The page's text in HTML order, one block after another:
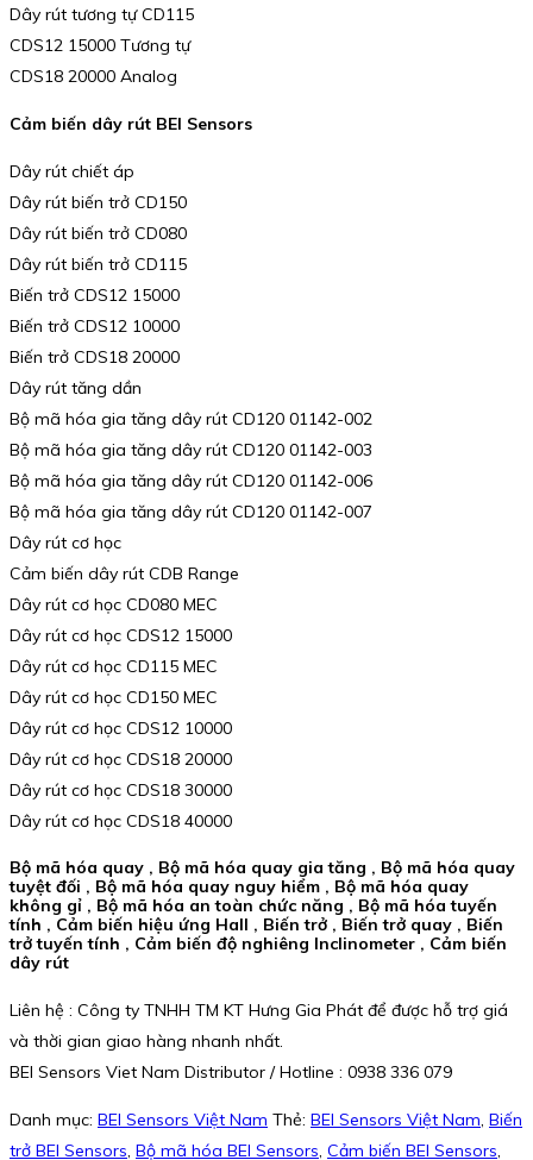
Dây rút tương tự CD115
CDS12 15000 Tương tự
CDS18 20000 Analog
Cảm biến dây rút BEI Sensors
Dây rút chiết áp
Dây rút biến trở CD150
Dây rút biến trở CD080
Dây rút biến trở CD115
Biến trở CDS12 15000
Biến trở CDS12 10000
Biến trở CDS18 20000
Dây rút tăng dần
Bộ mã hóa gia tăng dây rút CD120 01142-002
Bộ mã hóa gia tăng dây rút CD120 01142-003
Bộ mã hóa gia tăng dây rút CD120 01142-006
Bộ mã hóa gia tăng dây rút CD120 01142-007
Dây rút cơ học
Cảm biến dây rút CDB Range
Dây rút cơ học CD080 MEC
Dây rút cơ học CDS12 15000
Dây rút cơ học CD115 MEC
Dây rút cơ học CD150 MEC
Dây rút cơ học CDS12 10000
Dây rút cơ học CDS18 20000
Dây rút cơ học CDS18 30000
Dây rút cơ học CDS18 40000
Bộ mã hóa quay , Bộ mã hóa quay gia tăng , Bộ mã hóa quay
tuyệt đối , Bộ mã hóa quay nguy hiểm , Bộ mã hóa quay
không gỉ , Bộ mã hóa an toàn chức năng , Bộ mã hóa tuyến
tính , Cảm biến hiệu ứng Hall , Biến trở , Biến trở quay , Biến
trở tuyến tính , Cảm biến độ nghiêng Inclinometer , Cảm biến
dây rút
Liên hệ : Công ty TNHH TM KT Hưng Gia Phát để được hỗ trợ giá
và thời gian giao hàng nhanh nhất.
BEI Sensors Viet Nam Distributor / Hotline : 0938 336 079
Danh mục: BEI Sensors Việt Nam Thẻ: BEI Sensors Việt Nam, Biến
trở BEI Sensors, Bộ mã hóa BEI Sensors, Cảm biến BEI Sensors,